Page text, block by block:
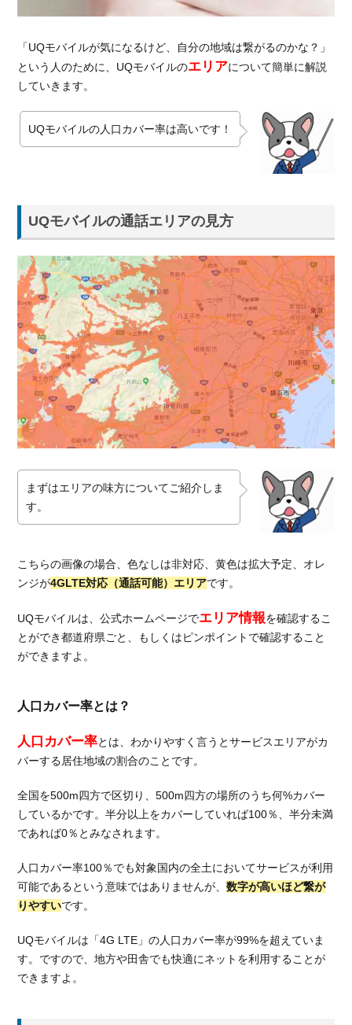
1.1.1.
バー率
とは？
1.2.
UQモ
バイ
ルの
1.3.
UQモ
バイ
ルは
田舎
（地
方）
では
どう
な
の？
2.
UQ
モバ
用し
てい
る人
応エ
リア
思っ
てい
る？
繋が
くい
と思
って
人
2.2.
ると
思っ
てい
る人
2.3.
口コ
ミ結
果：
「UQモバイルが気になるけど、自分の地域は繋がるのかな？」
という人のために、UQモバイルのエリアについて簡単に解説
していきます。
UQモバイルの人口カバー率は高いです！
UQモバイルの通話エリアの見方
まずはエリアの味方についてご紹介しま
す。
こちらの画像の場合、色なしは非対応、黄色は拡大予定、オレ
ンジが4GLTE対応（通話可能）エリアです。
UQモバイルは、公式ホームページでエリア情報を確認するこ
とができ都道府県ごと、もしくはピンポイントで確認すること
ができますよ。
人口カバー率とは？
人口カバー率とは、わかりやすく言うとサービスエリアがカ
バーする居住地域の割合のことです。
全国を500m四方で区切り、500m四方の場所のうち何%カバー
しているかです。半分以上をカバーしていれば100％、半分未満
であれば0％とみなされます。
人口カバー率100％でも対象国内の全土においてサービスが利用
可能であるという意味ではありませんが、数字が高いほど繋が
りやすいです。
UQモバイルは「4G LTE」の人口カバー率が99%を超えていま
す。ですので、地方や田舎でも快適にネットを利用することが
できますよ。